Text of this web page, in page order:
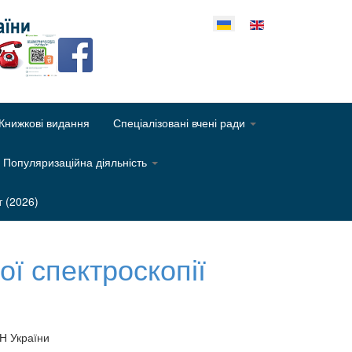
свою мову
Книжкові видання Спеціалізовані вчені ради
Популяризаційна діяльність
(2026)
спектроскопії
України